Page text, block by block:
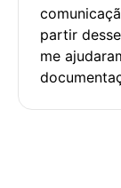
partir
me